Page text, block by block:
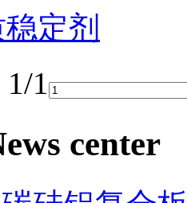
定剂
1
center